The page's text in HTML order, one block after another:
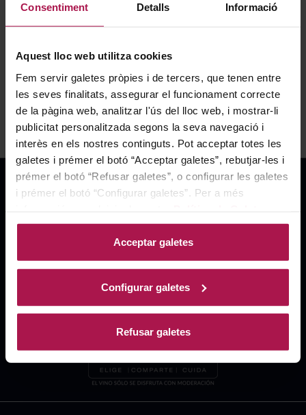
Consentiment Detalls Informació
Aquest lloc web utilitza cookies
Fem servir galetes pròpies i de tercers, que tenen entre
les seves finalitats, assegurar el funcionament correcte
de la pàgina web, analitzar l'ús del lloc web, i mostrar-li
publicitat personalitzada segons la seva navegació i
interès en els nostres continguts. Pot acceptar totes les
galetes i prémer el botó “Acceptar galetes”, rebutjar-les i
prémer el botó “Refusar galetes”, o configurar les galetes
i prémer el botó “Configurar galetes”. Per a més
Acceptar galetes
Configurar galetes
Refusar galetes
Special Price
9,35 €
Regular Price
13,35 €
AFEGIR